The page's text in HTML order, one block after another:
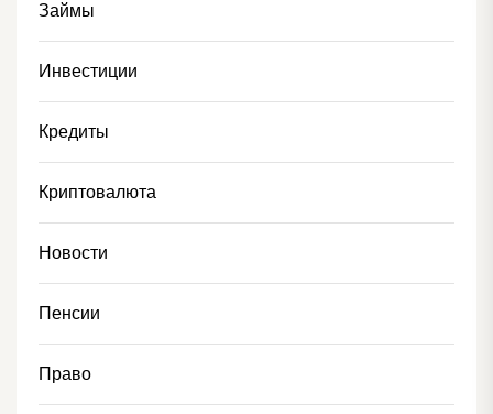
Займы
Инвестиции
Кредиты
Криптовалюта
Новости
Пенсии
Право